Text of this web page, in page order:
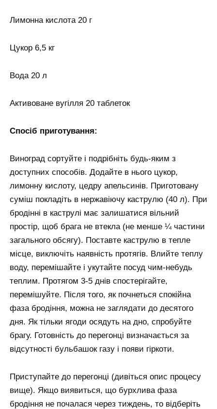
Лимонна кислота 20 г
Цукор 6,5 кг
Вода 20 л
Активоване вугілля 20 таблеток
Спосіб приготування:
Виноград сортуйте і подрібніть будь-яким з
доступних способів. Додайте в нього цукор,
лимонну кислоту, цедру апельсинів. Приготовану
суміш покладіть в нержавіючу каструлю (40 л). При
бродінні в каструлі має залишатися вільний
простір, щоб брага не втекла (не менше ¼ частини
загального обсягу). Поставте каструлю в тепле
місце, виключіть наявність протягів. Влийте теплу
воду, перемішайте і укутайте посуд чим-небудь
теплим. Протягом 3-5 днів спостерігайте,
перемішуйте. Після того, як почнеться спокійна
фаза бродіння, можна не заглядати до десятого
дня. Як тільки ягоди осядуть на дно, спробуйте
брагу. Готовність до перегонці визначається за
відсутності бульбашок газу і появи гіркоти.
Приступайте до перегонці (дивіться опис процесу
вище). Якщо виявиться, що бурхлива фаза
бродіння не почалася через тиждень, то відберіть